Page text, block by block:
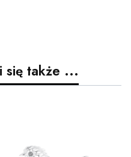
się także ...